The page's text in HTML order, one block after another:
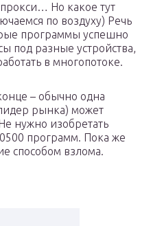
Но какое тут
по воздуху) Речь
программы успешно
под разные устройства,
в многопотоке.
– обычно одна
рынка) может
нужно изобретать
программ. Пока же
способом взлома.